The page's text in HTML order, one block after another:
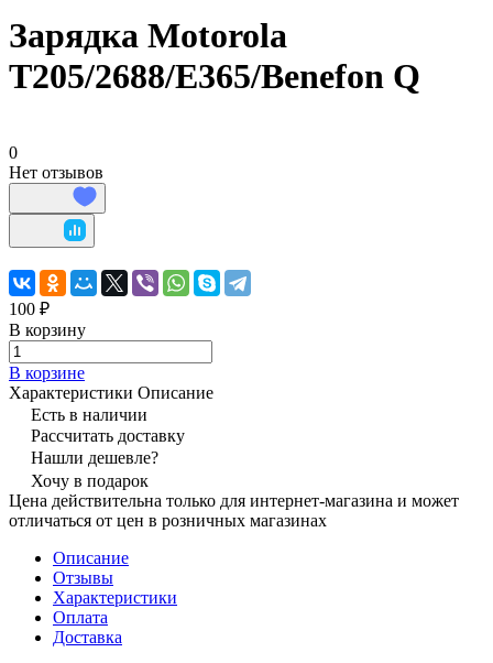
Зарядка Motorola
T205/2688/E365/Benefon Q
0
Нет отзывов
100 ₽
В корзину
В корзине
Характеристики Описание
Есть в наличии
Рассчитать доставку
Нашли дешевле?
Хочу в подарок
Цена действительна только для интернет-магазина и может
отличаться от цен в розничных магазинах
Описание
Отзывы
Характеристики
Оплата
Доставка